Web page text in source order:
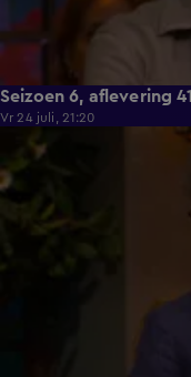
Seizoen 6, aflevering 41
Vr 24 juli, 21:20